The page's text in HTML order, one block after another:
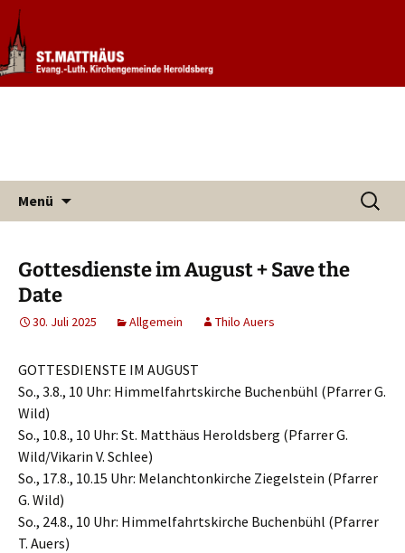
Evang. Kirchengemeinde St.
Matthäus Heroldsberg
Informationen rund um unsere
Kirchengemeinde
Menü
Suchen
nach:
Gottesdienste im August + Save the
Date
30. Juli 2025 Allgemein Thilo Auers
GOTTESDIENSTE IM AUGUST
So., 3.8., 10 Uhr: Himmelfahrtskirche Buchenbühl (Pfarrer G.
Wild)
So., 10.8., 10 Uhr: St. Matthäus Heroldsberg (Pfarrer G.
Wild/Vikarin V. Schlee)
So., 17.8., 10.15 Uhr: Melanchtonkirche Ziegelstein (Pfarrer
G. Wild)
So., 24.8., 10 Uhr: Himmelfahrtskirche Buchenbühl (Pfarrer
T. Auers)